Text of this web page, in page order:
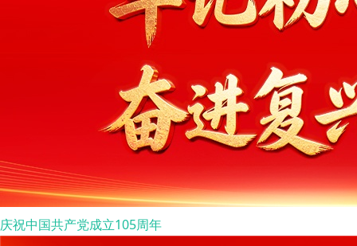
庆祝中国共产党成立105周年